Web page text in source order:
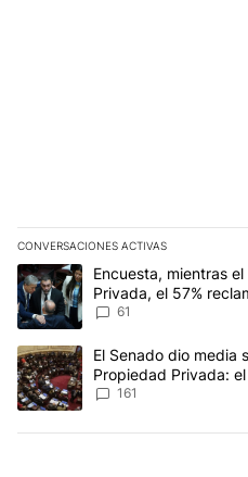
CONVERSACIONES ACTIVAS
Este listado muestra los
Un artículo de tendencia con el
Encuesta, mientras
Privada, el 57%
61
Un artículo de tendencia con el
El Senado dio media
Propiedad Privada:
Ley del Manejo del
161